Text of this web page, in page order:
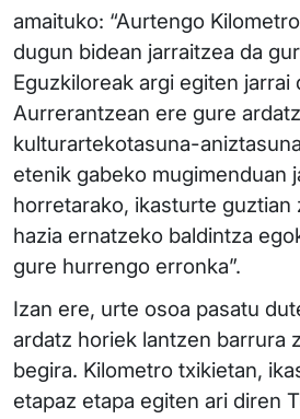
amaituko: “Aurtengo
dugun bidean jarraitzea da
Eguzkiloreak argi egiten jarrai
Aurrerantzean ere gure
kulturartekotasuna-
etenik gabeko mugimenduan
horretarako, ikasturte guztian
hazia ernatzeko baldintza
gure hurrengo erronka”.
Izan ere, urte osoa pasatu
ardatz horiek lantzen barrura
begira. Kilometro txikietan,
etapaz etapa egiten ari diren